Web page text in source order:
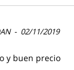
- 02/11/2019
y buen precio